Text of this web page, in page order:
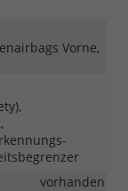
Vorne,
vorhanden